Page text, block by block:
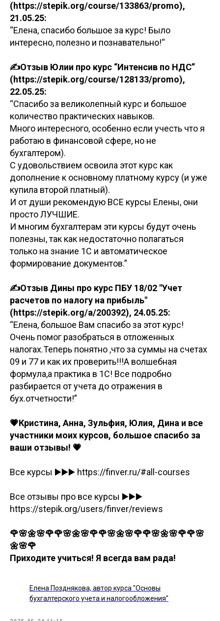
(https://stepik.org/course/133863/promo),
21.05.25:
“Елена, спасибо большое за курс! Было
интересно, полезно и познавательно!“
✍️Отзыв Юлии про курс “Интенсив по НДС”
(https://stepik.org/course/128133/promo),
22.05.25:
“Спасибо за великолепный курс и большое
количество практических навыков.
Много интересного, особенно если учесть что я
работаю в финансовой сфере, но не
бухгалтером).
С удовольствием освоила этот курс как
дополнение к основному платному курсу (и уже
купила второй платный).
И от души рекомендую ВСЕ курсы Елены, они
просто ЛУЧШИЕ.
И многим бухгалтерам эти курсы будут очень
полезны, так как недостаточно полагаться
только на знание 1С и автоматическое
формирование документов.”
✍️Отзыв Дины про курс ПБУ 18/02 "Учет
расчетов по налогу на прибыль"
(https://stepik.org/a/200392), 24.05.25:
“Елена, большое Вам спасибо за этот курс!
Очень помог разобраться в отложенных
налогах.Теперь понятно ,что за суммы на счетах
09 и 77 и как их проверить!!!А волшебная
формула,а практика в 1С! Все подробно
разбирается от учета до отражения в
бух.отчетности!”
💗Кристина, Анна, Зульфия, Юлия, Дина и все
участники моих курсов, большое спасибо за
ваши отзывы! 💗
Все курсы ▶️▶️▶️ https://finver.ru/#all-courses
Все отзывы про все курсы ▶️▶️▶️
https://stepik.org/users/finver/reviews
🌹🌸🌼🌸🌹🌹🌸🌼🌸🌹🌹🌸🌼🌸🌹🌹🌸🌼🌸🌹🌹🌸
🌼🌸🌹
Приходите учиться! Я всегда вам рада!
Елена Позднякова, автор курса "Основы
бухгалтерского учета и налогообложения"